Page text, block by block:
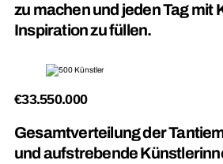
zu machen und jeden Tag mit
Inspiration zu füllen.
€33.550.000
Gesamtverteilung der
und aufstrebende